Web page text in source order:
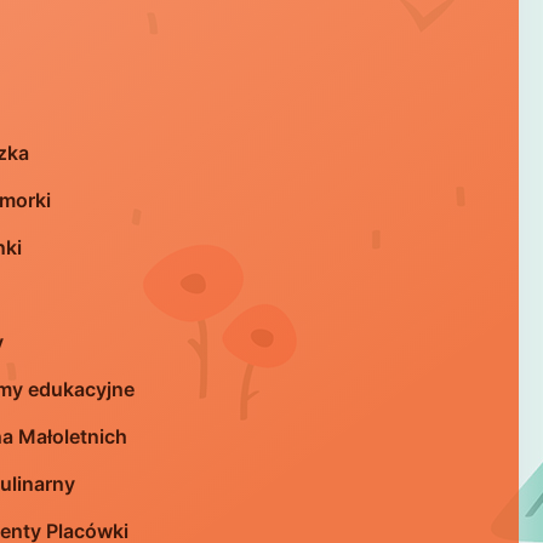
edukacyjne
Małoletnich
Placówki